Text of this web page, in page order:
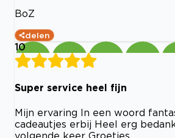
BoZ
delen
10
Super service heel fijn
Mijn ervaring In een woord
cadeautjes erbij Heel erg
volgende keer Groetjes